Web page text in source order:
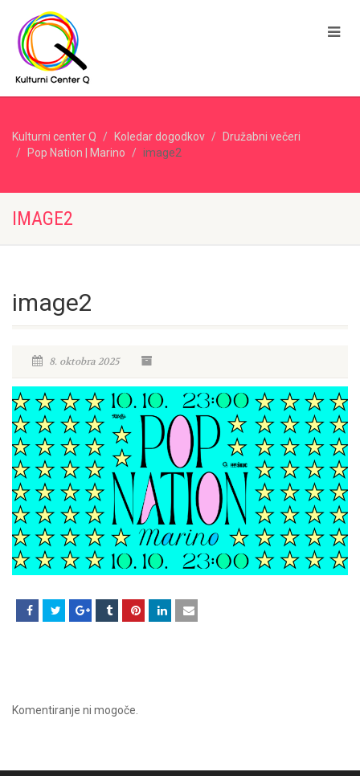
Kulturni center Q Koledar dogodkov
Družabni večeri
Pop Nation | Marino
image2
IMAGE2
image2
8. oktobra 2025
Komentiranje ni mogoče.